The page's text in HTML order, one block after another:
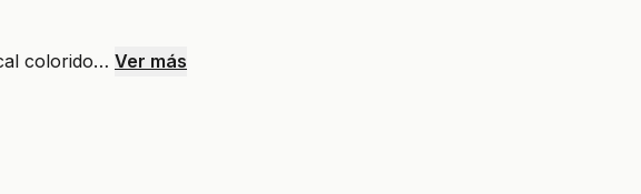
colorido… Ver más